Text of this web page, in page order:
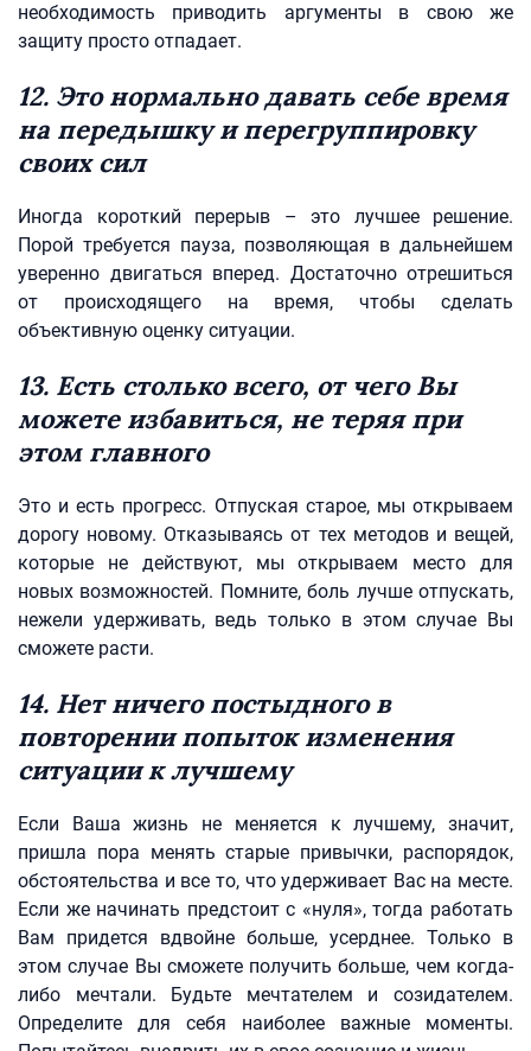
необходимость приводить аргументы в свою же
защиту просто отпадает.
12. Это нормально давать себе время
на передышку и перегруппировку
своих сил
Иногда короткий перерыв – это лучшее решение.
Порой требуется пауза, позволяющая в дальнейшем
уверенно двигаться вперед. Достаточно отрешиться
от происходящего на время, чтобы сделать
объективную оценку ситуации.
13. Есть столько всего, от чего Вы
можете избавиться, не теряя при
этом главного
Это и есть прогресс. Отпуская старое, мы открываем
дорогу новому. Отказываясь от тех методов и вещей,
которые не действуют, мы открываем место для
новых возможностей. Помните, боль лучше отпускать,
нежели удерживать, ведь только в этом случае Вы
сможете расти.
14. Нет ничего постыдного в
повторении попыток изменения
ситуации к лучшему
Если Ваша жизнь не меняется к лучшему, значит,
пришла пора менять старые привычки, распорядок,
обстоятельства и все то, что удерживает Вас на месте.
Если же начинать предстоит с «нуля», тогда работать
Вам придется вдвойне больше, усерднее. Только в
этом случае Вы сможете получить больше, чем когда-
либо мечтали. Будьте мечтателем и созидателем.
Определите для себя наиболее важные моменты.